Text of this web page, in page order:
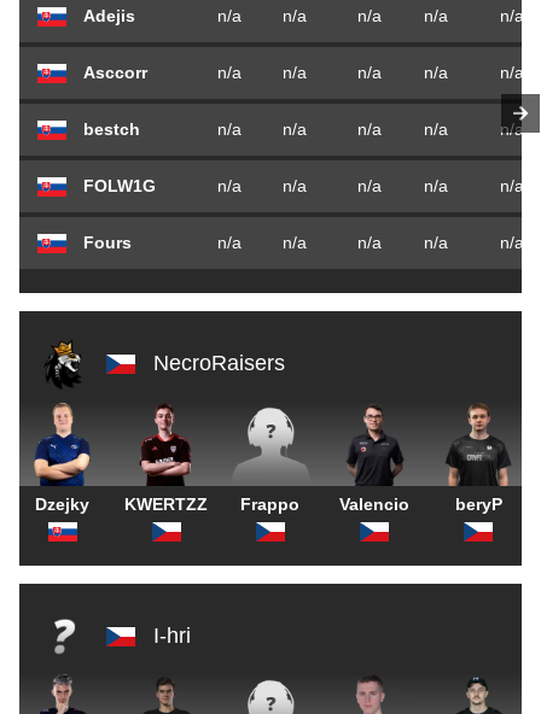
Adejis n/a n/a n/a n/a n/a
Asccorr n/a n/a n/a n/a n/a
bestch n/a n/a n/a n/a n/a
FOLW1G n/a n/a n/a n/a n/a
Fours n/a n/a n/a n/a n/a
NecroRaisers
Dzejky KWERTZZ Frappo Valencio beryP
I-hri